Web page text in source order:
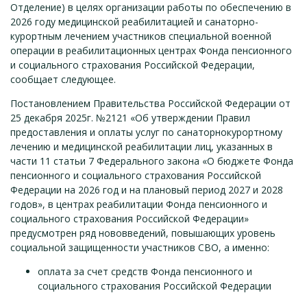
Отделение) в целях организации работы по обеспечению в
2026 году медицинской реабилитацией и санаторно-
курортным лечением участников специальной военной
операции в реабилитационных центрах Фонда пенсионного
и социального страхования Российской Федерации,
сообщает следующее.
Постановлением Правительства Российской Федерации от
25 декабря 2025г. №2121 «Об утверждении Правил
предоставления и оплаты услуг по санаторнокурортному
лечению и медицинской реабилитации лиц, указанных в
части 11 статьи 7 Федерального закона «О бюджете Фонда
пенсионного и социального страхования Российской
Федерации на 2026 год и на плановый период 2027 и 2028
годов», в центрах реабилитации Фонда пенсионного и
социального страхования Российской Федерации»
предусмотрен ряд нововведений, повышающих уровень
социальной защищенности участников СВО, а именно:
оплата за счет средств Фонда пенсионного и
социального страхования Российской Федерации